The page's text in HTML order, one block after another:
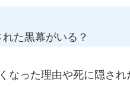
た黒幕がいる？
なった理由や死に隠され